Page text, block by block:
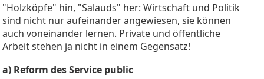
"Holzköpfe" hin, "Salauds" her: Wirtschaft und Politik
sind nicht nur aufeinander angewiesen, sie können
auch voneinander lernen. Private und öffentliche
Arbeit stehen ja nicht in einem Gegensatz!
a) Reform des Service public